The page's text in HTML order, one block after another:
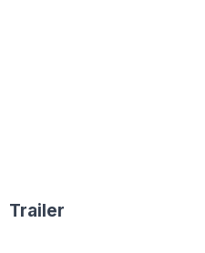
Trailer